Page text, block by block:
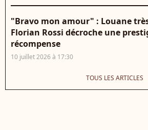
"Bravo mon amour" : Louane
Florian Rossi décroche une
récompense
10 juillet 2026 à 17:30
TOUS LES ARTICLES